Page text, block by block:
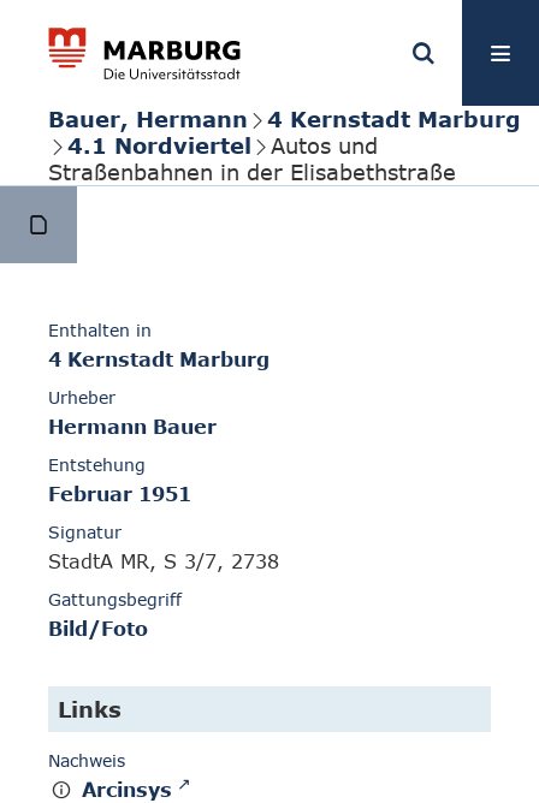
Bauer, Hermann
4 Kernstadt Marburg
4.1 Nordviertel
Autos und
Straßenbahnen in der Elisabethstraße
Enthalten in
4 Kernstadt Marburg
Urheber
Hermann Bauer
Entstehung
Februar 1951
Signatur
StadtA MR, S 3/7, 2738
Gattungsbegriff
Bild/Foto
Links
Nachweis
Arcinsys